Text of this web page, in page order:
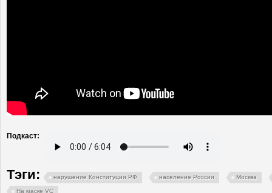
Подкаст:
Тэги: нарушение Конституции РФ население России Москва
На маске VC